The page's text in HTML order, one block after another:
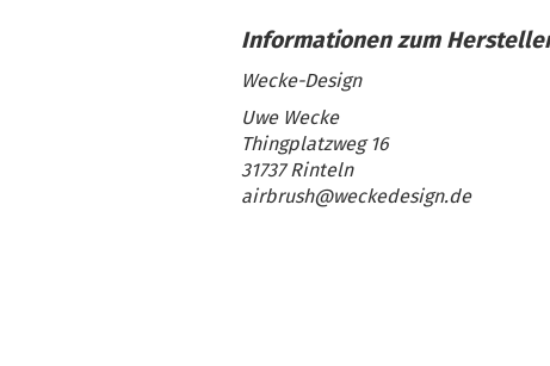
Wecke-Design
Uwe Wecke
Thingplatzweg 16
31737 Rinteln
airbrush@weckedesign.de